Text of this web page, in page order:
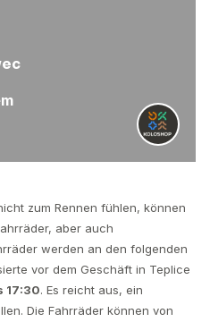
zum Rennen fühlen, können
aber auch
werden an den folgenden
vor dem Geschäft in Teplice
17:30. Es reicht aus, ein
Die Fahrräder können von